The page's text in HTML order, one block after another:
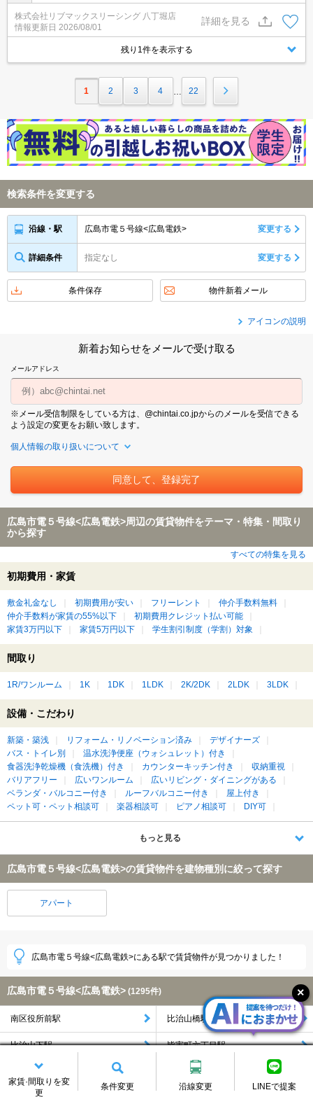
システムキッチンや浴室乾燥機など人気の室内設備充実☆モニター
付きオートロックで防犯面も安心☆近隣にスーパー・コンビニがあ
り住環境良好です☆彡
株式会社リブマックスリーシング 八丁堀店
情報更新日 2026/08/01
詳細を見る
残り1件を表示する
1 2 3 4 22
家賃·間取りを変
更
条件変更 沿線変更 LINEで提案
検索条件を変更する
沿線・駅 広島市電５号線<広島電鉄> 変更する
詳細条件 指定なし 変更する
条件保存 物件新着メール
アイコンの説明
新着お知らせをメールで受け取る
メールアドレス
※メール受信制限をしている方は、@chintai.co.jpからのメールを受信できる
よう設定の変更をお願い致します。
個人情報の取り扱いについて
広島市電５号線<広島電鉄>周辺の賃貸物件をテーマ・特集・間取り
から探す
すべての特集を見る
初期費用・家賃
敷金礼金なし 初期費用が安い フリーレント
仲介手数料無料
仲介手数料が家賃の55%以下
初期費用クレジット払い可能
家賃3万円以下
家賃5万円以下 学生割引制度（学割）対象
間取り
1R/ワンルーム 1K 1DK 1LDK 2K/2DK 2LDK 3LDK
設備・こだわり
新築・築浅 リフォーム・リノベーション済み
デザイナーズ
バス・トイレ別
温水洗浄便座（ウォシュレット）付き
食器洗浄乾燥機（食洗機）付き
カウンターキッチン付き
収納重視
バリアフリー
広いワンルーム
広いリビング・ダイニングがある
ベランダ・バルコニー付き
ルーフバルコニー付き
屋上付き
ペット可・ペット相談可
楽器相談可 ピアノ相談可 DIY可
もっと見る
広島市電５号線<広島電鉄>の賃貸物件を建物種別に絞って探す
アパート
広島市電５号線<広島電鉄>にある駅で賃貸物件が見つかりました！
広島市電５号線<広島電鉄> (1295件)
南区役所前駅 比治山橋駅
比治山下駅 皆実町六丁目駅
広大附属学校前駅 県病院前駅